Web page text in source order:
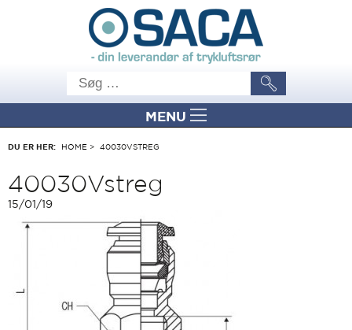
MENU
DU ER HER: HOME > 40030VSTREG
40030Vstreg
15/01/19